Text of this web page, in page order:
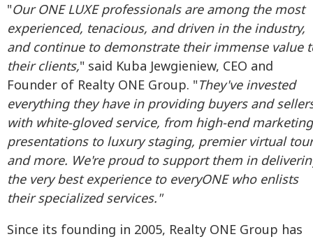
"Our ONE LUXE professionals are among the most
experienced, tenacious, and driven in the industry,
and continue to demonstrate their immense value
their clients," said Kuba Jewgieniew, CEO and
Founder of Realty ONE Group. "They've invested
everything they have in providing buyers and
with white-gloved service, from high-end marketing
presentations to luxury staging, premier virtual
and more. We're proud to support them in
the very best experience to everyONE who enlists
their specialized services."
Since its founding in 2005, Realty ONE Group has